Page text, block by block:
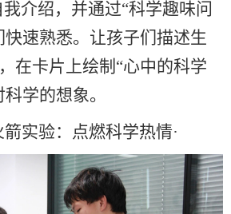
介绍，并通过“科学趣味问
速熟悉。 让孩子们描述生
在卡片上绘制 “心中的科学
科学的想象。
箭实验：点燃科学热情·